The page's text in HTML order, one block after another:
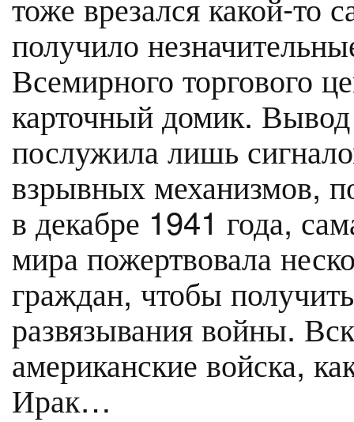
получило
Всемирного торгового
карточный домик. Вывод
послужила лишь
взрывных механизмов,
в декабре 1941 года,
мира пожертвовала
граждан, чтобы
развязывания войны.
американские войска,
Ирак…